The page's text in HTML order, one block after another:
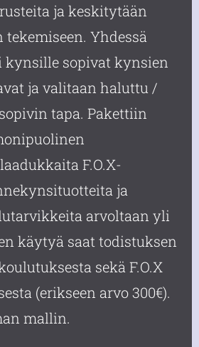
ja keskitytään
Yhdessä
kynsille sopivat kynsien
ja valitaan haluttu /
tapa. Pakettiin
F.O.X-
ja
arvoltaan yli
käytyä saat todistuksen
sekä F.O.X
(erikseen arvo 300€).
mallin.